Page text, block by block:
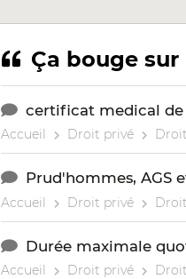
Ça bouge
certificat medical de
Accueil Droit privé
Prud'hommes, AGS
Accueil Droit privé
Durée maximale
Accueil Droit privé